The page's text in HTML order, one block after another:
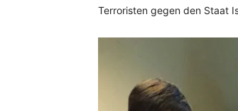
Terroristen gegen den Staat